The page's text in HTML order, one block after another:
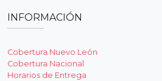
INFORMACIÓN
Cobertura Nuevo León
Cobertura Nacional
Horarios de Entrega